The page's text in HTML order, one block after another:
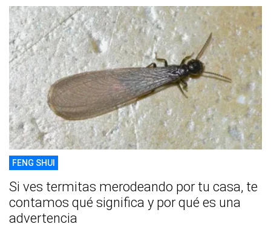
FENG SHUI
Si ves termitas merodeando por tu casa, te
contamos qué significa y por qué es una
advertencia